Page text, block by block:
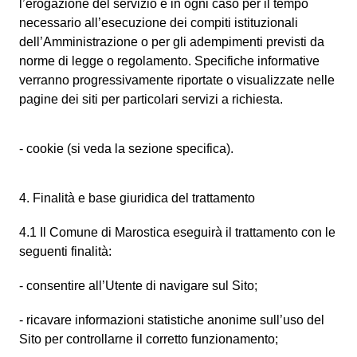
l’erogazione del servizio e in ogni caso per il tempo
necessario all’esecuzione dei compiti istituzionali
dell’Amministrazione o per gli adempimenti previsti da
norme di legge o regolamento. Specifiche informative
verranno progressivamente riportate o visualizzate nelle
pagine dei siti per particolari servizi a richiesta.
- cookie (si veda la sezione specifica).
4. Finalità e base giuridica del trattamento
4.1 Il Comune di Marostica eseguirà il trattamento con le
seguenti finalità:
- consentire all’Utente di navigare sul Sito;
- ricavare informazioni statistiche anonime sull’uso del
Sito per controllarne il corretto funzionamento;